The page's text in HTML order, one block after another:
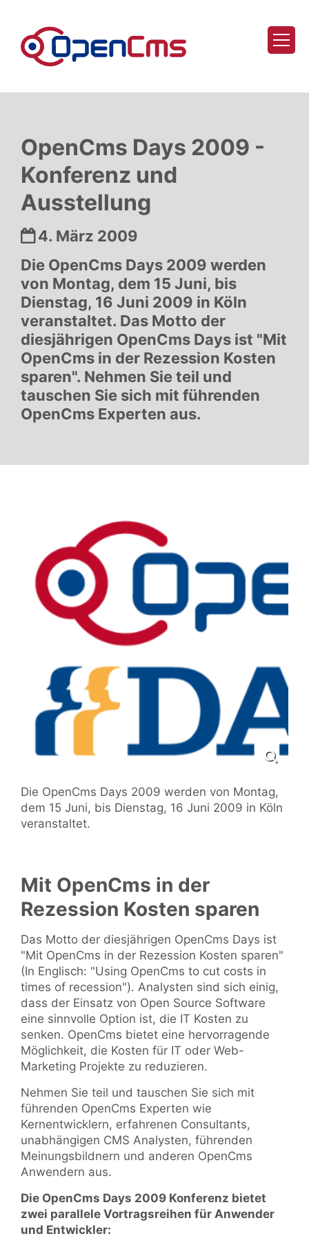
OpenCms Days 2009 -
Konferenz und
Ausstellung
Datum:
4. März 2009
Die OpenCms Days 2009 werden
von Montag, dem 15 Juni, bis
Dienstag, 16 Juni 2009 in Köln
veranstaltet. Das Motto der
diesjährigen OpenCms Days ist "Mit
OpenCms in der Rezession Kosten
sparen". Nehmen Sie teil und
tauschen Sie sich mit führenden
OpenCms Experten aus.
Die OpenCms Days 2009 werden von Montag,
dem 15 Juni, bis Dienstag, 16 Juni 2009 in Köln
veranstaltet.
Mit OpenCms in der
Rezession Kosten sparen
Das Motto der diesjährigen OpenCms Days ist
"Mit OpenCms in der Rezession Kosten sparen"
(In Englisch: "Using OpenCms to cut costs in
times of recession"). Analysten sind sich einig,
dass der Einsatz von Open Source Software
eine sinnvolle Option ist, die IT Kosten zu
senken. OpenCms bietet eine hervorragende
Möglichkeit, die Kosten für IT oder Web-
Marketing Projekte zu reduzieren.
Nehmen Sie teil und tauschen Sie sich mit
führenden OpenCms Experten wie
Kernentwicklern, erfahrenen Consultants,
unabhängigen CMS Analysten, führenden
Meinungsbildnern und anderen OpenCms
Anwendern aus.
Die OpenCms Days 2009 Konferenz bietet
zwei parallele Vortragsreihen für Anwender
und Entwickler: